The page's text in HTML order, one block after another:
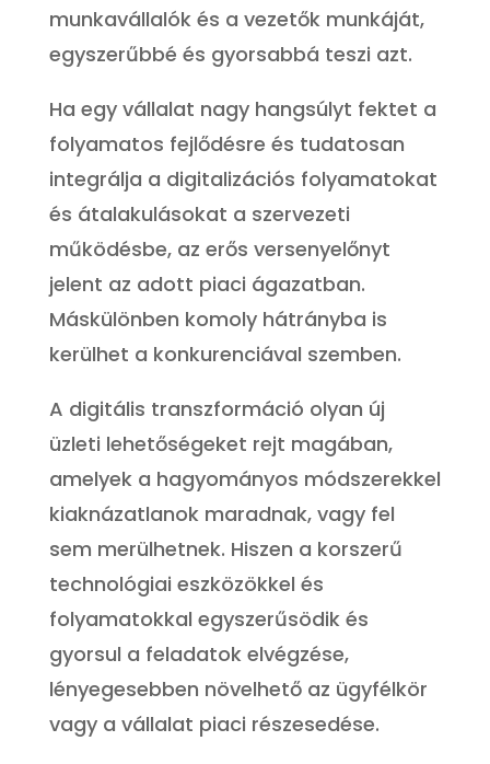
munkavállalók és a vezetők munkáját,
egyszerűbbé és gyorsabbá teszi azt.
Ha egy vállalat nagy hangsúlyt fektet a
folyamatos fejlődésre és tudatosan
integrálja a digitalizációs folyamatokat
és átalakulásokat a szervezeti
működésbe, az erős versenyelőnyt
jelent az adott piaci ágazatban.
Máskülönben komoly hátrányba is
kerülhet a konkurenciával szemben.
A digitális transzformáció olyan új
üzleti lehetőségeket rejt magában,
amelyek a hagyományos módszerekkel
kiaknázatlanok maradnak, vagy fel
sem merülhetnek. Hiszen a korszerű
technológiai eszközökkel és
folyamatokkal egyszerűsödik és
gyorsul a feladatok elvégzése,
lényegesebben növelhető az ügyfélkör
vagy a vállalat piaci részesedése.